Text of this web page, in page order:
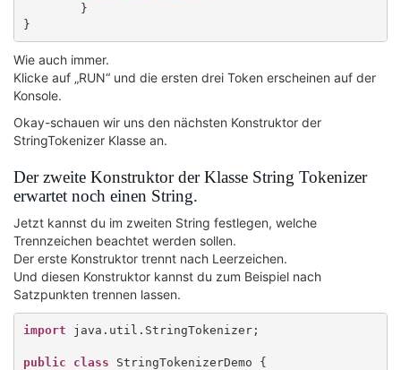
Wie auch immer.
Klicke auf „RUN“ und die ersten drei Token erscheinen auf der
Konsole.
Okay-schauen wir uns den nächsten Konstruktor der
StringTokenizer Klasse an.
Der zweite Konstruktor der Klasse String Tokenizer
erwartet noch einen String.
Jetzt kannst du im zweiten String festlegen, welche
Trennzeichen beachtet werden sollen.
Der erste Konstruktor trennt nach Leerzeichen.
Und diesen Konstruktor kannst du zum Beispiel nach
Satzpunkten trennen lassen.
import java.util.StringTokenizer;
public class StringTokenizerDemo {